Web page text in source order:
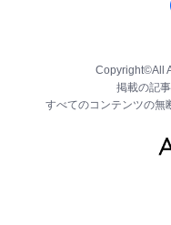
Copyright©All
掲載の記
すべてのコンテンツの無